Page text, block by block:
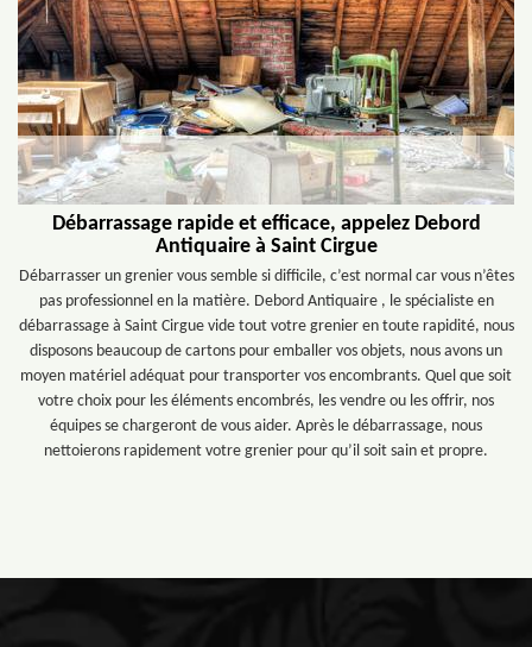
Débarrassage rapide et efficace, appelez Debord
Antiquaire à Saint Cirgue
Débarrasser un grenier vous semble si difficile, c’est normal car vous n’êtes
pas professionnel en la matière. Debord Antiquaire , le spécialiste en
débarrassage à Saint Cirgue vide tout votre grenier en toute rapidité, nous
disposons beaucoup de cartons pour emballer vos objets, nous avons un
moyen matériel adéquat pour transporter vos encombrants. Quel que soit
votre choix pour les éléments encombrés, les vendre ou les offrir, nos
équipes se chargeront de vous aider. Après le débarrassage, nous
nettoierons rapidement votre grenier pour qu’il soit sain et propre.